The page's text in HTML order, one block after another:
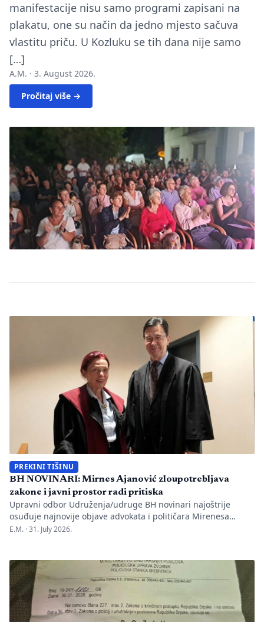
manifestacije nisu samo programi zapisani na
plakatu, one su način da jedno mjesto sačuva
vlastitu priču. U Kozluku se tih dana nije samo
[…]
A.M. · 3. August 2026.
Pročitaj više →
PREKINI TIŠINU
BH NOVINARI: Mirnes Ajanović zloupotrebljava
zakone i javni prostor radi pritiska
Upravni odbor Udruženja/udruge BH novinari najoštrije
osuđuje najnovije objave advokata i političara Mirenesa
Ajanovića i kontinuiranu kampanju javnog targetiranja,
Novinara Marka Divkovića i generalnu tajnicu Borku Rudić.
Nakon ranije podnesenih krivičnih prijava i tužbi za klevetu
protiv Anise Mahmutović i odgovornih osoba […]
E.M. ·31. July 2026.